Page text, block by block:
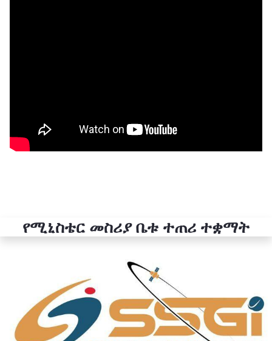
የሚኒስቴር መስሪያ ቤቱ ተጠሪ ተቋማት